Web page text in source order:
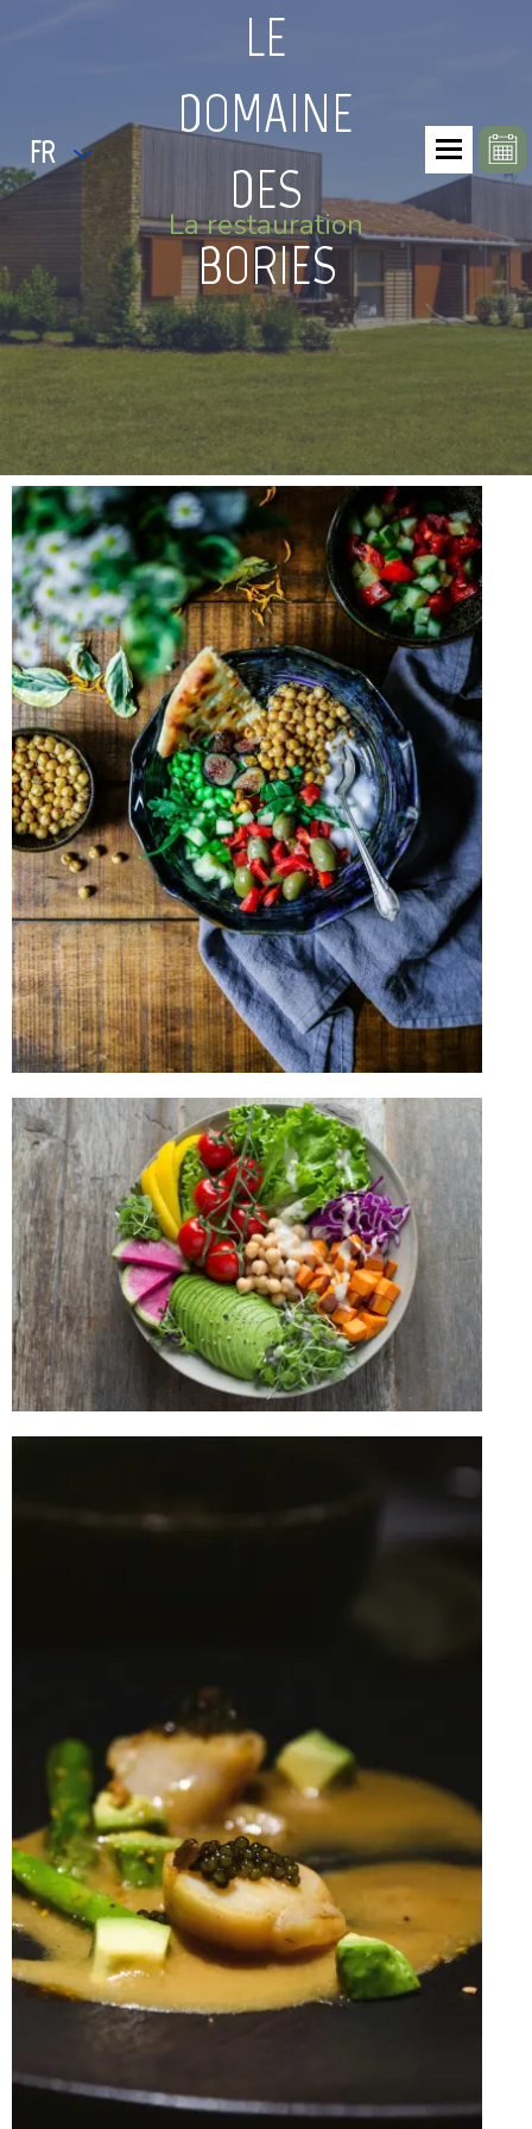
FR
LE
DOMAINE
DES
BORIES
La restauration